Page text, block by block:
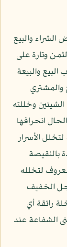
الشراء والبيع
وتارة على
البيع والبيعة
والمشتري
وخللته
انحرافها
الأسرار
بالنقيصة
لتخلله
الخفيف
رائقة أي
الشفاعة عند